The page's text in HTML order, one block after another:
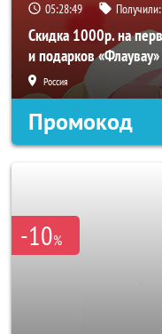
05:28:46 Получили:
Скидка 1000р. на
и подарков «Флаувау»
Россия
Промокод
-10%